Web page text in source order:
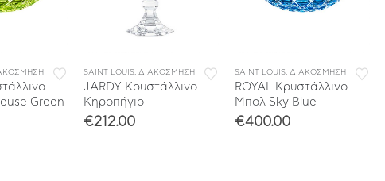
Green
SAINT LOUIS ΔΙΑΚΟΣΜΗΣΗ
JARDY Κρυστάλλινο
Κηροπήγιο
€212.00
SAINT LOUIS ΔΙΑΚΟΣΜΗΣΗ
ROYAL Κρυστάλλινο
Μπολ Sky Blue
€400.00